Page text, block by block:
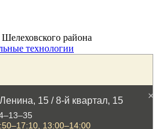
района
технологии